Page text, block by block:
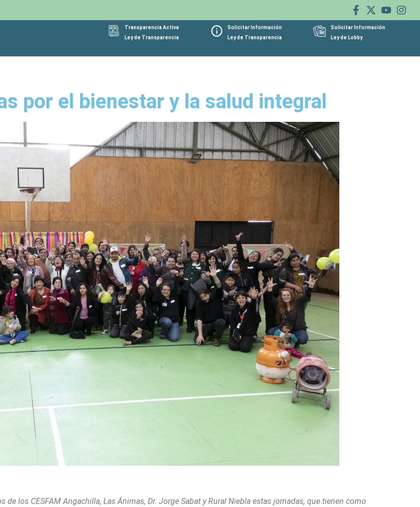
Transparencia Activa
Ley de Transparencia
Solicitar Información
Ley de Transparencia
Solicitar Información
Ley de Lobby
por el bienestar y la salud integral
los CESFAM Angachilla, Las Ánimas, Dr. Jorge Sabat y Rural Niebla estas jornadas, que tienen como